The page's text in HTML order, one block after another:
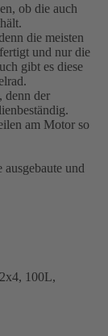
ob die auch
die meisten
und nur die
gibt es diese
denn der
am Motor so
und
100L,